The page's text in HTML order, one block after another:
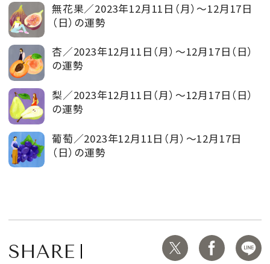
無花果／2023年12月11日（月）～12月17日
（日）の運勢
杏／2023年12月11日（月）～12月17日（日）
の運勢
梨／2023年12月11日（月）～12月17日（日）
の運勢
葡萄／2023年12月11日（月）～12月17日
（日）の運勢
SHARE